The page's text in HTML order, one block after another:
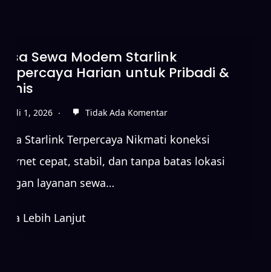
Sewa Modem Starlink
Harian untuk Pribadi &
Juli 1, 2026 Tidak Ada Komentar
Starlink Terpercaya Nikmati koneksi
cepat, stabil, dan tanpa batas lokasi
layanan sewa…
Lebih Lanjut